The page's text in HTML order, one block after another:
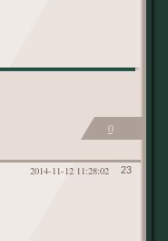
0
23
2014-11-12 11:28:02